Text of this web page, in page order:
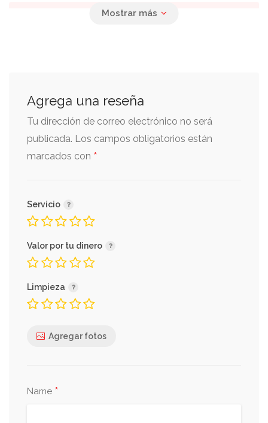
Aniversario
Sorpresas
Globos biodegradables
Agrega una reseña
Tu dirección de correo electrónico no será
publicada. Los campos obligatorios están
marcados con *
Servicio
Valor por tu dinero
Limpieza
Agregar fotos
Name *